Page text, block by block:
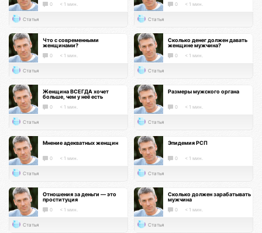
0 < 1 мин.
Статья
0 < 1 мин.
Статья
Что с современными
женщинами?
0 < 1 мин.
Статья
Сколько денег должен давать
женщине мужчина?
0 < 1 мин.
Статья
Женщина ВСЕГДА хочет
больше, чем у неё есть
0 < 1 мин.
Статья
Размеры мужского органа
0 < 1 мин.
Статья
Мнение адекватных женщин
0 < 1 мин.
Статья
Эпидемия РСП
0 < 1 мин.
Статья
Отношения за деньги — это
проституция
0 < 1 мин.
Статья
Сколько должен зарабатывать
мужчина
0 < 1 мин.
Статья